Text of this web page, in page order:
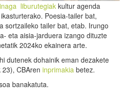
liburutegiak kultur agenda
Poesia-tailer bat,
sortzaileko tailer bat, etab. Irungo
eta aisia-jarduera izango dituzte
2024ko ekainera arte.
dutenek dohainik eman dezakete
CBAren inprimakia betez.
banakatuta.